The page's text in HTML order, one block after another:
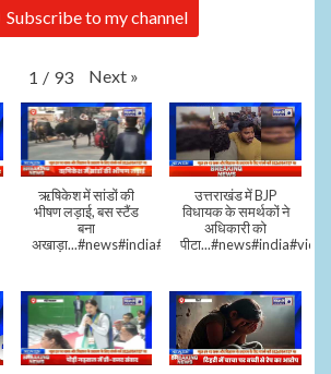
Subscribe to my channel
1 / 93 Next »
ऋषिकेश में सांडों की
भीषण लड़ाई, बस स्टैंड
बना
अखाड़ा...#news#india#video#viral
उत्तराखंड में BJP
विधायक के समर्थकों ने
अधिकारी को